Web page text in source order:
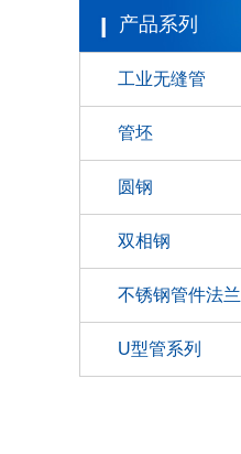
产品系列
工业无缝管
管坯
圆钢
双相钢
不锈钢管件法兰
U型管系列